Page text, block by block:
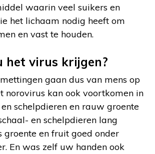
waarin veel suikers en
het lichaam nodig heeft om
en vast te houden.
het virus krijgen?
gaan dus van mens op
norovirus kan ook voortkomen in
schelpdieren en rauw groente
en schelpdieren lang
groente en fruit goed onder
En was zelf uw handen ook